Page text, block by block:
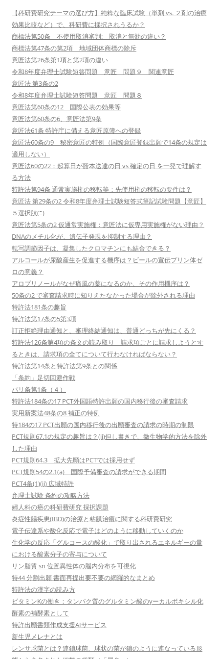
【科研費研究テーマの選び方】純粋な臨床試験（単剤 vs. ２剤の治療
効果比較など）で、科研費に採択されうるか？
商標法第50条 不使用取消審判: 取消と無効の違い？
商標法第47条の第2項 地域団体商標の除斥
意匠法第26条第1項と第2項の違い
令和8年度弁理士試験短答問題 意匠 問題９ 関連意匠
意匠法 第3条の2
令和8年度弁理士試験短答問題 意匠 問題８
意匠法第60条の12 国際公表の効果等
意匠法第60条の6、意匠法第9条
意匠法61条 特許庁に備える意匠原簿への登録
意匠法60条の9 秘密意匠の特例（国際意匠登録出願で14条の規定は
適用しない）
意匠法60の22：起算日が謄本送達の日 vs 確定の日 を一発で理解す
る方法
特許法第94条 通常実施権の移転等：先使用権の移転の要件は？
意匠法 第29条の2 令和8年度弁理士試験短答式筆記試験問題【意匠】
５選択肢(ﾆ)
意匠法第5条の2 仮通常実施権：意匠法に仮専用実施権がない理由？
DNAのメチル化が、遺伝子発現を抑制する理由？
転写調節因子は、凝集したクロマチンにも結合できる？
アルコールが尿酸産生を促進する機序は？ビールの宣伝プリン体ゼ
ロの意義？
アロプリノールがなぜ痛風の薬になるのか、その作用機序は？
50条の2 で審査請求時に知りえたなかった場合が除外される理由
特許法181条の趣旨
特許法第17条の5第3項
訂正拒絶理由通知と、審理終結通知は、普通どっちが先にくる？
特許法126条第4項の条文の読み取り 請求項ごとに請求しようとす
るときは、請求項の全てについて行わなければならない？
特許法第14条と特許法第9条との関係
「条約」足切回避作戦
パリ条第1条（４）
特許法184条の17 PCT外国語特許出願の国内移行後の審査請求
実用新案法48条の8 補正の特例
特184の17 PCT出願の国内移行後の出願審査の請求の時期の制限
PCT規則67.1の規定の趣旨は？(ii)但し書きで、微生物学的方法を除外
した理由
PCT規則64.3 拡大先願はPCTでは採用せず
PCT規則54の2.1(a) 国際予備審査の請求ができる期間
PCT4条(1)(ii) 広域特許
弁理士試験 条約の攻略方法
婦人科の癌の科研費研究 採択課題
炎症性腸疾患(IBD)の治療と粘膜治癒に関する科研費研究
電子伝達系や酸化反応で電子はどのように移動していくのか
生化学の反応「グルコースの酸化」で取り出されるエネルギーの量
における酸素分子の寄与について
リン脂質 sn 位置異性体の脳内分布を可視化
特44 分割出願 書面再提出要不要の網羅的なまとめ
特許法の漢字の読み方
ビタミンKの働き：タンパク質のグルタミン酸のγーカルボキシル化
酵素の補酵素として
特許出願書類作成支援AIサービス
新生児メレナとは
レンサ球菌とは？連鎖球菌、球状の菌が鎖のように連なっている形